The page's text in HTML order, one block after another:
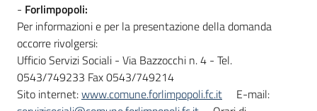
- Forlimpopoli:
Per informazioni e per la presentazione della domanda
occorre rivolgersi:
Ufficio Servizi Sociali - Via Bazzocchi n. 4 - Tel.
0543/749233 Fax 0543/749214
Sito internet:www.comune.forlimpopoli.fc.it
E-mail: